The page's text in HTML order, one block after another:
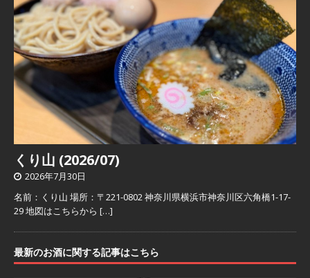
くり山 (2026/07)
2026年7月30日
名前：くり山 場所：〒221-0802 神奈川県横浜市神奈川区六角橋1-17-
29 地図はこちらから […]
最新のお酒に関する記事はこちら